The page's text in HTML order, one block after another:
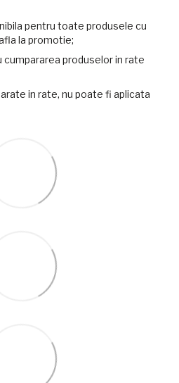
pentru toate produsele cu
la promotie;
produselor in rate
in rate, nu poate fi aplicata